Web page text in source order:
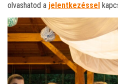
olvashatod a jelentkezéssel